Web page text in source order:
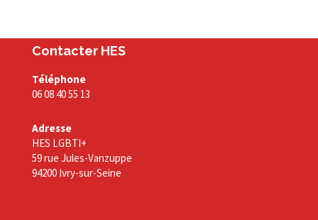
Contacter HES
Téléphone
06 08 40 55 13
Adresse
HES LGBTI+
59 rue Jules-Vanzuppe
94200 Ivry-sur-Seine